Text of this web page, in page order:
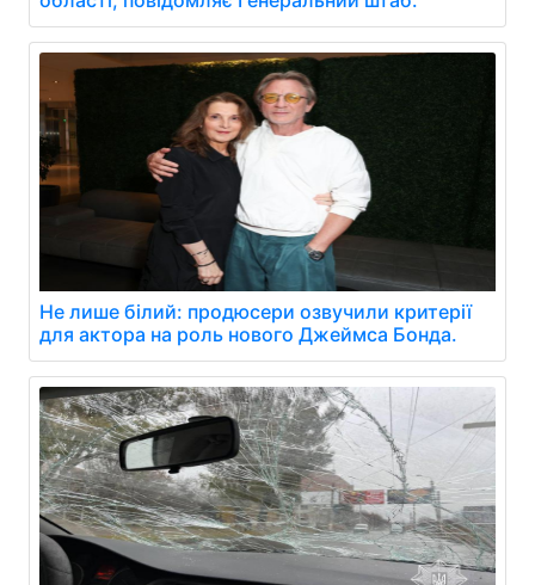
Не лише білий: продюсери озвучили критерії
для актора на роль нового Джеймса Бонда.